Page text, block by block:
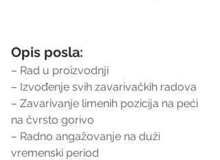
Opis posla:
– Rad u proizvodnji
– Izvođenje svih zavarivačkih radova
– Zavarivanje limenih pozicija na peći
na čvrsto gorivo
– Radno angažovanje na duži
vremenski period